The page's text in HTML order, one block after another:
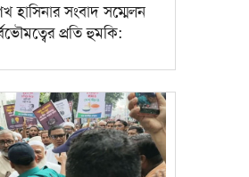
হাসিনার সংবাদ সম্মেলন
প্রতি হুমকি: